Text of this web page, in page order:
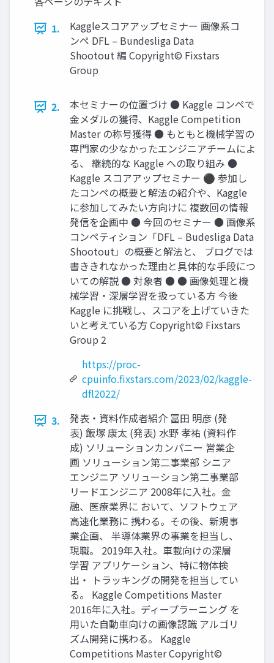
1.
Kaggleスコアアップセミナー 画像系コ
ンペ DFL – Bundesliga Data
Shootout 編 Copyright© Fixstars
Group
2.
本セミナーの位置づけ ● Kaggle コンペで
金メダルの獲得、Kaggle Competition
Master の称号獲得 ● もともと機械学習の
専門家の少なかったエンジニアチームによ
る、 継続的な Kaggle への取り組み ●
Kaggle スコアアップセミナー ⚫ 参加し
たコンペの概要と解法の紹介や、Kaggle
に参加してみたい方向けに 複数回の情報
発信を企画中 ● 今回のセミナー ● 画像系
コンペティション「DFL – Budesliga Data
Shootout」の概要と解法と、 ブログでは
書ききれなかった理由と具体的な手段につ
いての解説 ● 対象者 ● ● 画像処理と機
械学習・深層学習を扱っている方 今後
Kaggle に挑戦し、スコアを上げていきた
いと考えている方 Copyright© Fixstars
Group 2
https://proc-
cpuinfo.fixstars.com/2023/02/kaggle-
dfl2022/
3.
発表・資料作成者紹介 冨田 明彦 (発
表) 飯塚 康太 (発表) 水野 孝祐 (資料作
成) ソリューションカンパニー 営業企
画 ソリューション第二事業部 シニア
エンジニア ソリューション第二事業部
リードエンジニア 2008年に入社。金
融、医療業界に おいて、ソフトウェア
高速化業務に 携わる。その後、新規事
業企画、 半導体業界の事業を担当し、
現職。 2019年入社。車載向けの深層
学習 アプリケーション、特に物体検
出・ トラッキングの開発を担当してい
る。 Kaggle Competitions Master
2016年に入社。ディープラーニング を
用いた自動車向けの画像認識 アルゴリ
ズム開発に携わる。 Kaggle
Competitions Master Copyright©